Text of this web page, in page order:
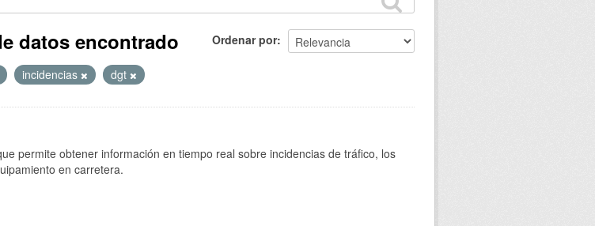
Ordenar por
datos encontrado
incidencias dgt
permite obtener información en tiempo real sobre incidencias de tráfico, los
en carretera.